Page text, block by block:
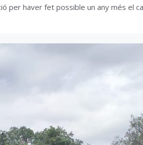
per haver fet possible un any més el